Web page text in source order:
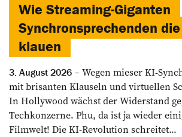
Wie Streaming-Giganten
Synchronsprechenden
klauen
3. August 2026
Wegen mieser KI-
mit brisanten Klauseln und virtuellen
In Hollywood wächst der Widerstand
Techkonzerne. Phu, da ist ja wieder
Filmwelt! Die KI-Revolution schreitet...